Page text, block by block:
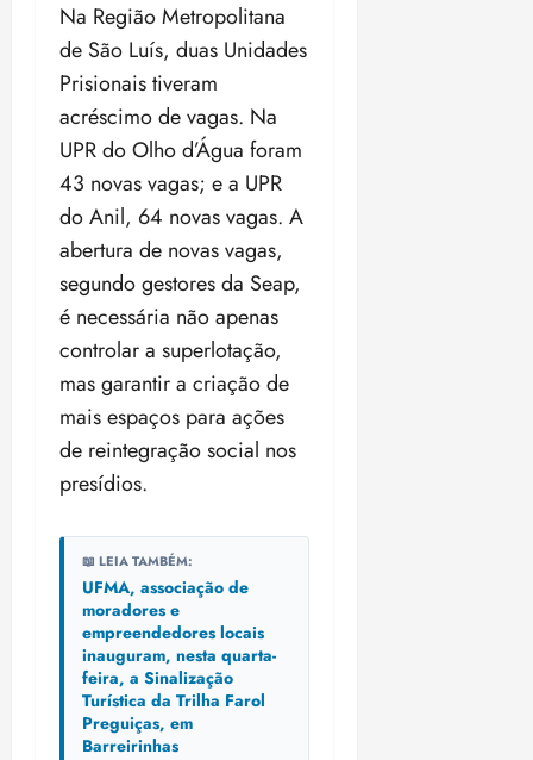
Na Região Metropolitana
de São Luís, duas Unidades
Prisionais tiveram
acréscimo de vagas. Na
UPR do Olho d’Água foram
43 novas vagas; e a UPR
do Anil, 64 novas vagas. A
abertura de novas vagas,
segundo gestores da Seap,
é necessária não apenas
controlar a superlotação,
mas garantir a criação de
mais espaços para ações
de reintegração social nos
presídios.
📖 LEIA TAMBÉM:
UFMA, associação de
moradores e
empreendedores locais
inauguram, nesta quarta-
feira, a Sinalização
Turística da Trilha Farol
Preguiças, em
Barreirinhas